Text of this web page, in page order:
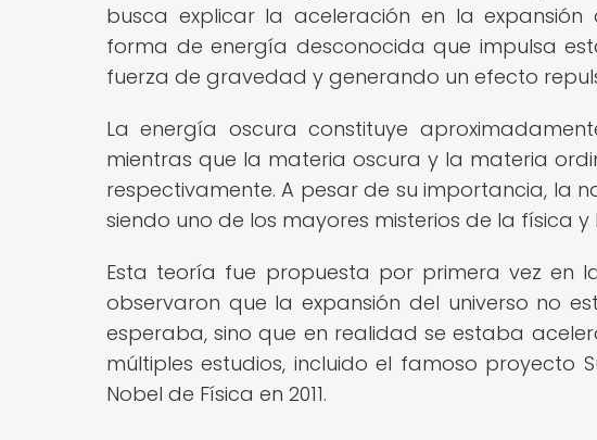
busca explicar la aceleración en la expansión
forma de energía desconocida que impulsa
fuerza de gravedad y generando un efecto
La energía oscura constituye
mientras que la materia oscura y la materia
respectivamente. A pesar de su importancia, la
siendo uno de los mayores misterios de la física
Esta teoría fue propuesta por primera vez en
observaron que la expansión del universo no
esperaba, sino que en realidad se estaba
múltiples estudios, incluido el famoso proyecto
Nobel de Física en 2011.